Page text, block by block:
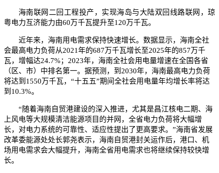
海南联网二回工程投产，实现海岛与大陆双回线路联网，琼
粤电力互济能力由60万千瓦提升至120万千瓦。
近年来，海南用电需求保持快速增长。数据显示，海南全社
会最高电力负荷从2021年的687万千瓦增长至2025年的857万千
瓦，增幅达24.7%；2023年，海南全社会用电量增速在全国各省
（区、市）中排名第一。据预测，到2030年，海南最高电力负荷
将达到1550万千瓦，“十五五”期间全社会用电量年均增长率将达
到10.3%。
“随着海南自贸港建设的深入推进，尤其是昌江核电二期、海
上风电等大规模清洁能源项目的并网，全省电力负荷将大幅增
长，对电力系统的可靠性、适应性提出了更高要求。”海南省发展
改革委能源处处长郭尧表示，海南自贸港封关运作后，港口、机
场用电需求会大幅提升，海南全省用电需求也将继续保持较快增
长。